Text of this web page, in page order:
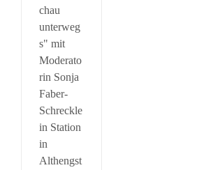
chau
unterweg
s" mit
Moderato
rin Sonja
Faber-
Schreckle
in Station
in
Althengst